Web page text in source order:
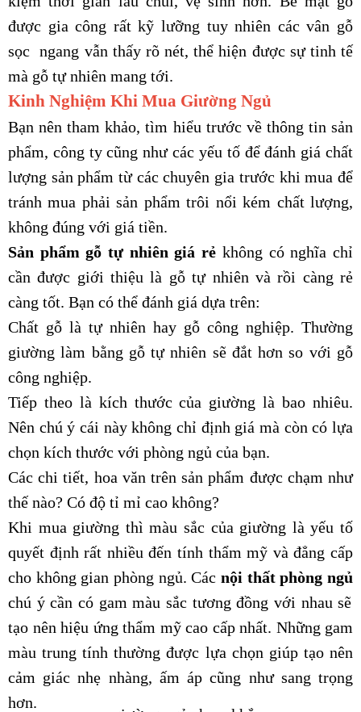
được gia công rất kỹ lưỡng tuy nhiên các vân gỗ
sọc ngang vẫn thấy rõ nét, thể hiện được sự tinh tế
mà gỗ tự nhiên mang tới.
Kinh Nghiệm Khi Mua Giường Ngủ
Bạn nên tham khảo, tìm hiểu trước về thông tin sản
phẩm, công ty cũng như các yếu tố để đánh giá chất
lượng sản phẩm từ các chuyên gia trước khi mua để
tránh mua phải sản phẩm trôi nổi kém chất lượng,
không đúng với giá tiền.
Sản phẩm gỗ tự nhiên giá rẻ không có nghĩa chỉ
cần được giới thiệu là gỗ tự nhiên và rồi càng rẻ
càng tốt. Bạn có thể đánh giá dựa trên:
Chất gỗ là tự nhiên hay gỗ công nghiệp. Thường
giường làm bằng gỗ tự nhiên sẽ đắt hơn so với gỗ
công nghiệp.
Tiếp theo là kích thước của giường là bao nhiêu.
Nên chú ý cái này không chỉ định giá mà còn có lựa
chọn kích thước với phòng ngủ của bạn.
Các chi tiết, hoa văn trên sản phẩm được chạm như
thế nào? Có độ tỉ mỉ cao không?
Khi mua giường thì màu sắc của giường là yếu tố
quyết định rất nhiều đến tính thẩm mỹ và đẳng cấp
cho không gian phòng ngủ. Các nội thất phòng ngủ
chú ý cần có gam màu sắc tương đồng với nhau sẽ
tạo nên hiệu ứng thẩm mỹ cao cấp nhất. Những gam
màu trung tính thường được lựa chọn giúp tạo nên
cảm giác nhẹ nhàng, ấm áp cũng như sang trọng
hơn.